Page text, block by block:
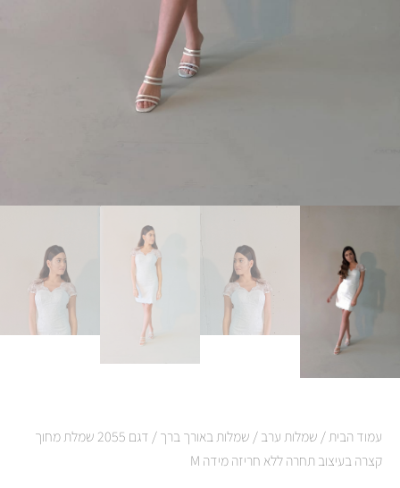
עמוד הבית/ שמלות ערב/ שמלות באורך ברך
/ דגם 2055 שמלת מחוך
קצרה בעיצוב תחרה ללא חריזה מידה M